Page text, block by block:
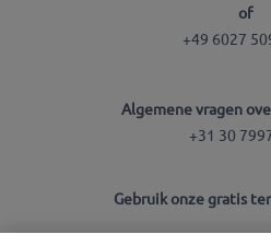
of
+49 6027
Algemene vragen
+31 30
Gebruik onze gratis